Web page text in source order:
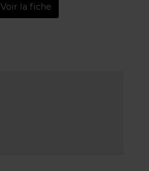
Voir la fiche